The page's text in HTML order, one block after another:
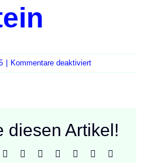
Kommentare deaktiviertfür
Sandstein
diesen Artikel!
WhatsAppTelegram
TumblrPinterest Xing